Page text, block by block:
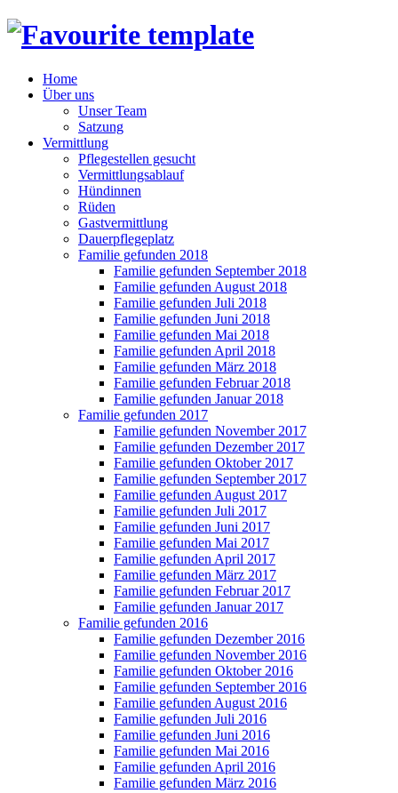
Home
Über uns
Unser Team
Satzung
Vermittlung
Pflegestellen gesucht
Vermittlungsablauf
Hündinnen
Rüden
Gastvermittlung
Dauerpflegeplatz
Familie gefunden 2018
Familie gefunden September 2018
Familie gefunden August 2018
Familie gefunden Juli 2018
Familie gefunden Juni 2018
Familie gefunden Mai 2018
Familie gefunden April 2018
Familie gefunden März 2018
Familie gefunden Februar 2018
Familie gefunden Januar 2018
Familie gefunden 2017
Familie gefunden November 2017
Familie gefunden Dezember 2017
Familie gefunden Oktober 2017
Familie gefunden September 2017
Familie gefunden August 2017
Familie gefunden Juli 2017
Familie gefunden Juni 2017
Familie gefunden Mai 2017
Familie gefunden April 2017
Familie gefunden März 2017
Familie gefunden Februar 2017
Familie gefunden Januar 2017
Familie gefunden 2016
Familie gefunden Dezember 2016
Familie gefunden November 2016
Familie gefunden Oktober 2016
Familie gefunden September 2016
Familie gefunden August 2016
Familie gefunden Juli 2016
Familie gefunden Juni 2016
Familie gefunden Mai 2016
Familie gefunden April 2016
Familie gefunden März 2016